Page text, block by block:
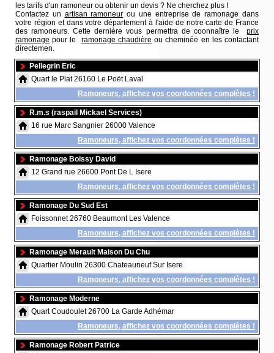
les tarifs d'un ramoneur ou obtenir un devis ? Ne cherchez plus !
Contactez un artisan ramoneur ou une entreprise de ramonage dans
votre région et dans votre département à l'aide de notre carte de France
des ramoneurs. Cette dernière vous permettra de coonnaître le prix
ramonage pour le ramonage chaudière ou cheminée en les contactant
directemen.
Pellegrin Eric
Quart le Plat 26160 Le Poët Laval
Ramoneurs, affichez vos coordonnées complètes !
R.m.s (raspail Mickael Services)
16 rue Marc Sangnier 26000 Valence
Ramoneurs, affichez vos coordonnées complètes !
Ramonage Boissy David
12 Grand rue 26600 Pont De L Isere
Ramoneurs, affichez vos coordonnées complètes !
Ramonage Du Sud Est
Foissonnet 26760 Beaumont Les Valence
Ramoneurs, affichez vos coordonnées complètes !
Ramonage Merault Maison Du Chu
Quartier Moulin 26300 Chateauneuf Sur Isere
Ramoneurs, affichez vos coordonnées complètes !
Ramonage Moderne
Quart Coudoulet 26700 La Garde Adhémar
Ramoneurs, affichez vos coordonnées complètes !
Ramonage Robert Patrice